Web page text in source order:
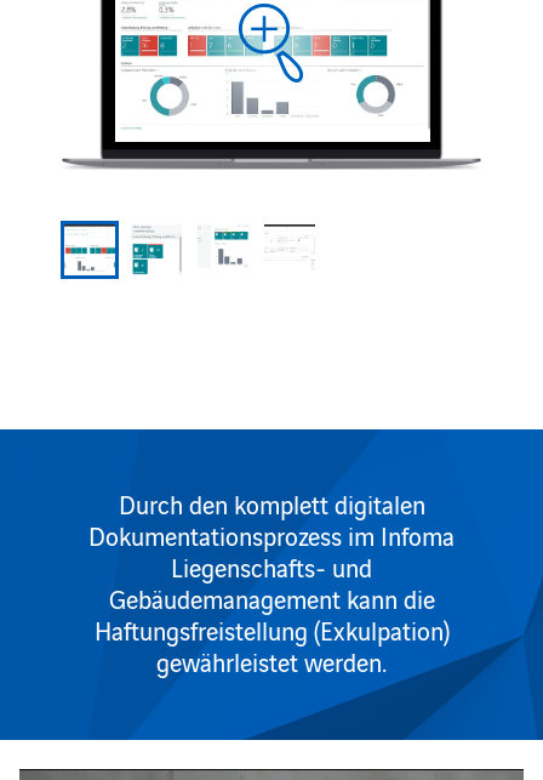
Durch den komplett digitalen
Dokumentationsprozess im Infoma
Liegenschafts- und
Gebäudemanagement kann die
Haftungsfreistellung (Exkulpation)
gewährleistet werden.